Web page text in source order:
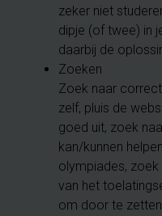
zeker niet
dipje (of twee) in
daarbij de
Zoeken
Zoek naar
zelf, pluis de
goed uit, zoek
kan/kunnen
olympiades,
van het
om door te